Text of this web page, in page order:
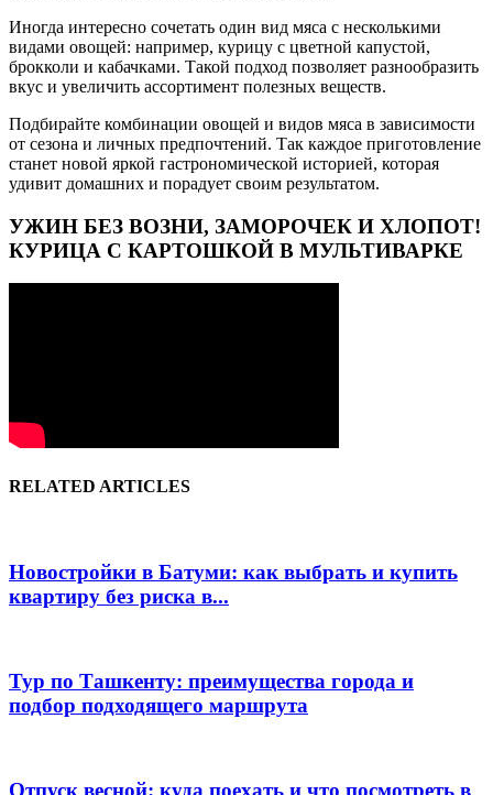
Иногда интересно сочетать один вид мяса с несколькими
видами овощей: например, курицу с цветной капустой,
брокколи и кабачками. Такой подход позволяет разнообразить
вкус и увеличить ассортимент полезных веществ.
Подбирайте комбинации овощей и видов мяса в зависимости
от сезона и личных предпочтений. Так каждое приготовление
станет новой яркой гастрономической историей, которая
удивит домашних и порадует своим результатом.
УЖИН БЕЗ ВОЗНИ, ЗАМОРОЧЕК И ХЛОПОТ!
КУРИЦА С КАРТОШКОЙ В МУЛЬТИВАРКЕ
RELATED ARTICLES
Новостройки в Батуми: как выбрать и купить
квартиру без риска в...
Тур по Ташкенту: преимущества города и
подбор подходящего маршрута